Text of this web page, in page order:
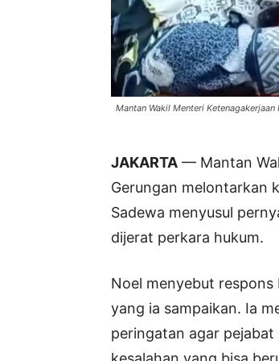
Mantan Wakil Menteri
JAKARTA — Mantan
Gerungan melontarkan
Sadewa menyusul
dijerat perkara hukum.
Noel menyebut
yang ia sampaikan. Ia
peringatan agar